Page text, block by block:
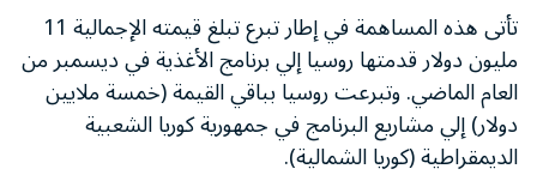
تأتى هذه المساهمة في إطار تبرع تبلغ قيمته الإجمالية 11
مليون دولار قدمتها روسيا إلي برنامج الأغذية في ديسمبر من
العام الماضي. وتبرعت روسيا بباقي القيمة (خمسة ملايين
دولار) إلي مشاريع البرنامج في جمهورية كوريا الشعبية
الديمقراطية (كوريا الشمالية).